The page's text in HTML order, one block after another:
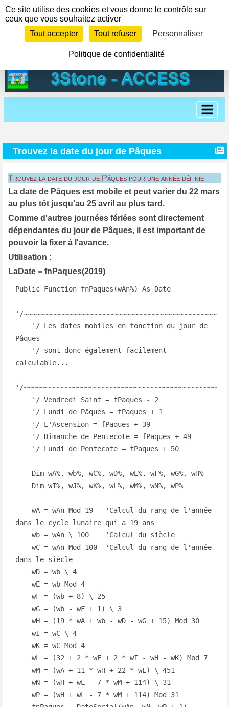
Trouvez la date du jour de Pâques
Trouvez la date du jour de Pâques pour une année définie
La date de Pâques est mobile et peut varier du 22 mars
au plus tôt jusqu'au 25 avril au plus tard.
Comme d'autres journées fériées sont directement
dépendantes du jour de Pâques, il est important de
pouvoir la fixer à l'avance.
Utilisation :
LaDate = fnPaques(2019)
Public Function fnPaques(wAn%) As Date
'/~~~~~~~~~~~~~~~~~~~~~~~~~~~~~~~~~~~~~~~~~~~~~~~~~~
Pâques
calculable...
'/~~~~~~~~~~~~~~~~~~~~~~~~~~~~~~~~~~~~~~~~~~~~~~~~~~
dans le cycle lunaire qui a 19 ans
dans le siècle
Panneau de gestion des cookies
Ce site utilise des cookies et vous donne le contrôle sur
ceux que vous souhaitez activer
Tout accepter
Tout refuser Personnaliser
Politique de confidentialité